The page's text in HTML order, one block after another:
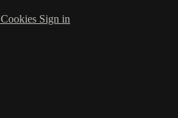
Cookies Sign in